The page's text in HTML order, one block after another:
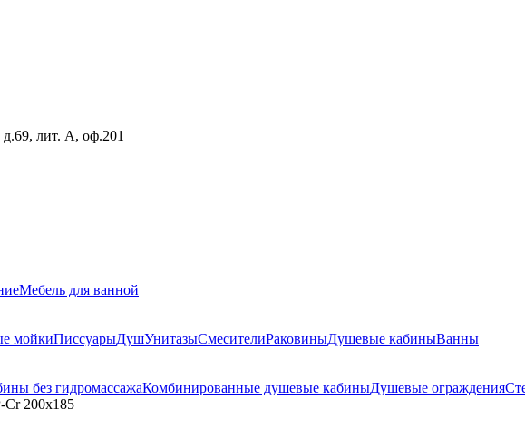
лит. А, оф.201
Мебель для ванной
мойкиПиссуарыДушУнитазыСмесителиРаковиныДушевые кабиныВанны
без гидромассажаКомбинированные душевые кабиныДушевые ограждения
Cr 200x185